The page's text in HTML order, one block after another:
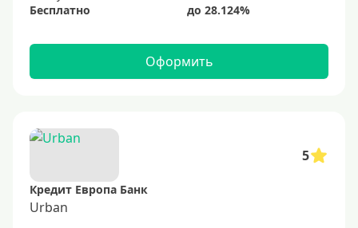
Бесплатно
Оформить
5
Кредит Европа Банк
Urban